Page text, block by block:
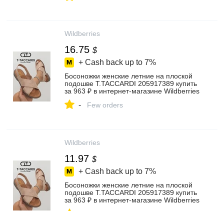
Wildberries
16.75 $
+ Cash back up to 7%
Босоножки женские летние на плоской
подошве T.TACCARDI 205917389 купить
за 963 ₽ в интернет‑магазине Wildberries
- Few orders
Wildberries
11.97 $
+ Cash back up to 7%
Босоножки женские летние на плоской
подошве T.TACCARDI 205917389 купить
за 963 ₽ в интернет‑магазине Wildberries